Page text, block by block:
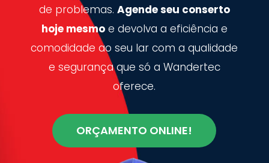
de problemas. Agende seu conserto
hoje mesmoe devolva a eficiência e
comodidade ao seu lar com a qualidade
e segurança que só a Wandertec
oferece.
ORÇAMENTO ONLINE!